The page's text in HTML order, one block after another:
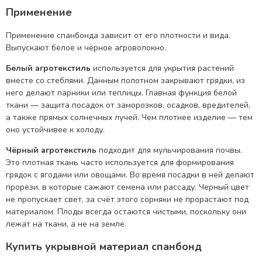
Применение
Применение спанбонда зависит от его плотности и вида.
Выпускают белое и чёрное агроволокно.
Белый агротекстиль используется для укрытия растений
вместе со стеблями. Данным полотном закрывают грядки, из
него делают парники или теплицы. Главная функция белой
ткани — защита посадок от заморозков, осадков, вредителей,
а также прямых солнечных лучей. Чем плотнее изделие — тем
оно устойчивее к холоду.
Чёрный агротекстиль подходит для мульчирования почвы.
Это плотная ткань часто используется для формирования
грядок с ягодами или овощами. Во время посадки в ней делают
прорези, в которые сажают семена или рассаду. Черный цвет
не пропускает свет, за счёт этого сорняки не прорастают под
материалом. Плоды всегда остаются чистыми, поскольку они
лежат на ткани, а не на земле.
Купить укрывной материал спанбонд